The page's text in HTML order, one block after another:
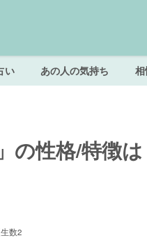
い あの人の気持ち
の性格/特徴
数2